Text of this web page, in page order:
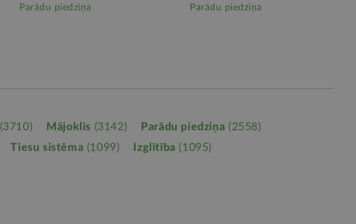
Parādu piedziņa
Parādu piedziņa
(3710) Mājoklis (3142) Parādu piedziņa (2558)
Tiesu sistēma (1099) Izglītība (1095)